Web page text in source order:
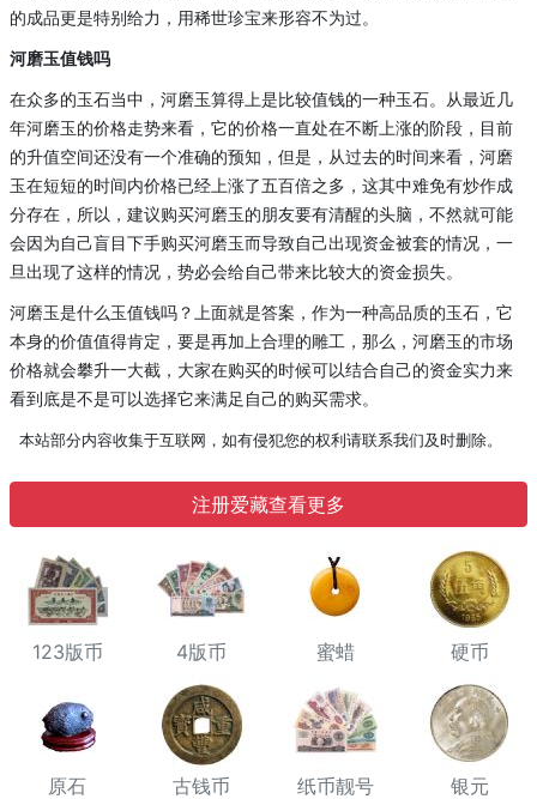
的成品更是特别给力，用稀世珍宝来形容不为过。
河磨玉值钱吗
在众多的玉石当中，河磨玉算得上是比较值钱的一种玉石。从最近几
年河磨玉的价格走势来看，它的价格一直处在不断上涨的阶段，目前
的升值空间还没有一个准确的预知，但是，从过去的时间来看，河磨
玉在短短的时间内价格已经上涨了五百倍之多，这其中难免有炒作成
分存在，所以，建议购买河磨玉的朋友要有清醒的头脑，不然就可能
会因为自己盲目下手购买河磨玉而导致自己出现资金被套的情况，一
旦出现了这样的情况，势必会给自己带来比较大的资金损失。
河磨玉是什么玉值钱吗？上面就是答案，作为一种高品质的玉石，它
本身的价值值得肯定，要是再加上合理的雕工，那么，河磨玉的市场
价格就会攀升一大截，大家在购买的时候可以结合自己的资金实力来
看到底是不是可以选择它来满足自己的购买需求。
本站部分内容收集于互联网，如有侵犯您的权利请联系我们及时删除。
注册爱藏查看更多
123版币 4版币 蜜蜡 硬币
原石 古钱币 纸币靓号 银元